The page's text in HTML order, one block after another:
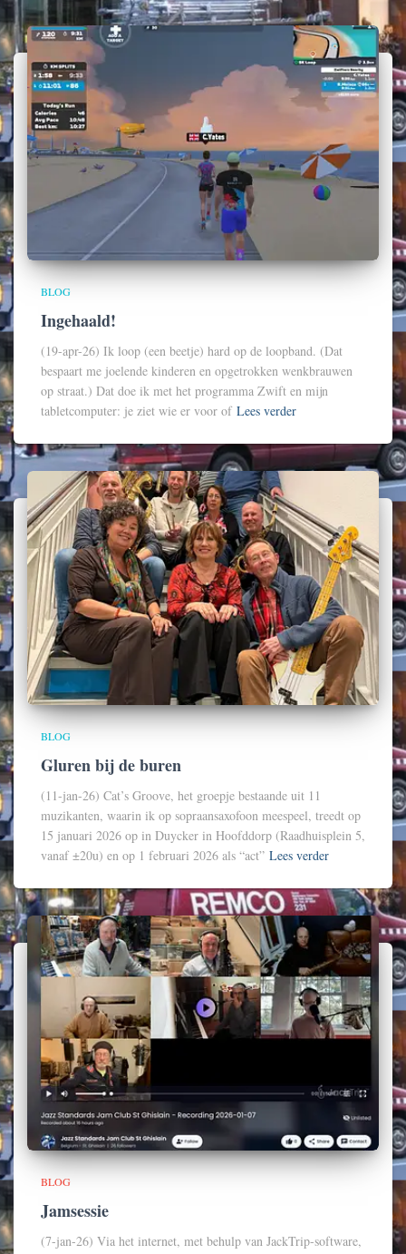
BLOG
Ingehaald!
(19-apr-26) Ik loop (een beetje) hard op de loopband. (Dat
bespaart me joelende kinderen en opgetrokken wenkbrauwen
op straat.) Dat doe ik met het programma Zwift en mijn
tabletcomputer: je ziet wie er voor of Lees verder
BLOG
Gluren bij de buren
(11-jan-26) Cat’s Groove, het groepje bestaande uit 11
muzikanten, waarin ik op sopraansaxofoon meespeel, treedt op
15 januari 2026 op in Duycker in Hoofddorp (Raadhuisplein 5,
vanaf ±20u) en op 1 februari 2026 als “act” Lees verder
BLOG
Jamsessie
(7-jan-26) Via het internet, met behulp van JackTrip-software,